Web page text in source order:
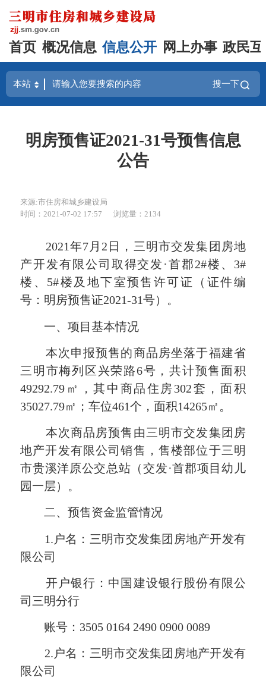
首页 概况信息 信息公开 网上办事 政民
搜一下
明房预售证2021-31号预售信息
公告
来源:市住房和城乡建设局
时间：2021-07-02 17:57
浏览量：2134
2021年7月2日，三明市交发集团房地
产开发有限公司取得交发·首郡2#楼、3#
楼、5#楼及地下室预售许可证（证件编
号：明房预售证2021-31号）。
一、项目基本情况
本次申报预售的商品房坐落于福建省
三明市梅列区兴荣路6号，共计预售面积
49292.79㎡，其中商品住房302套，面积
35027.79㎡；车位461个，面积14265㎡。
本次商品房预售由三明市交发集团房
地产开发有限公司销售，售楼部位于三明
市贵溪洋原公交总站（交发·首郡项目幼儿
园一层）。
二、预售资金监管情况
1.户名： 三明市交发集团房地产开发有
限公司
开户银行： 中国建设银行股份有限公
司三明分行
账号： 3505 0164 2490 0900 0089
2.户名： 三明市交发集团房地产开发有
限公司